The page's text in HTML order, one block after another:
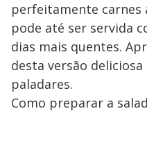
perfeitamente carnes
pode até ser servida
dias mais quentes.
desta versão
paladares.
Como preparar a